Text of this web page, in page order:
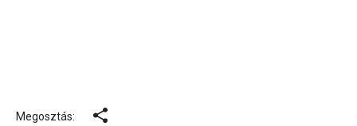
Megosztás: